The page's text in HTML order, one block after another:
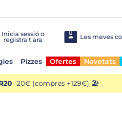
Les meves
Pizzes Ofertes Novetats
-20€ (compres +129€) 🏖️